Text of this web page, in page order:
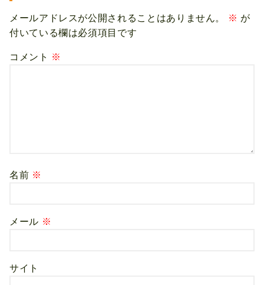
メールアドレスが公開されることはありません。 ※ が
付いている欄は必須項目です
コメント ※
名前 ※
メール ※
サイト